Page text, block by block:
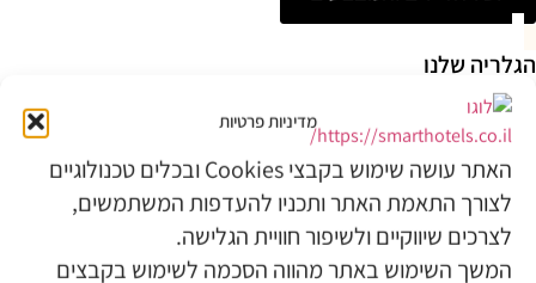
מדיניות פרטיות
האתר עושה שימוש בקבצי Cookies ובכלים טכנולוגיים
לצורך התאמת האתר ותכניו להעדפות המשתמשים,
לצרכים שיווקיים ולשיפור חוויית הגלישה.
המשך השימוש באתר מהווה הסכמה לשימוש בקבצים
הגלריה שלנו
הגלריה מציגה תמונות של החדרים, המתקנים, הסביבה והנוף
של המלון, כדי שתוכלו להתרשם ממה שמחכה לכם במהלך
השהות.